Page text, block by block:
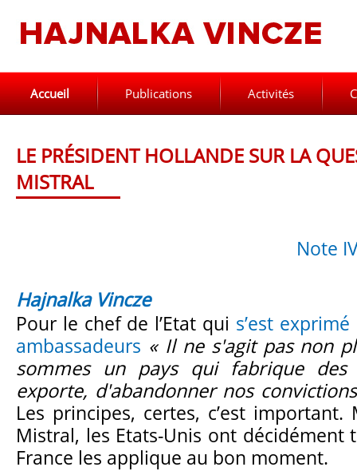
Accueil Publications Activités
LE PRÉSIDENT HOLLANDE SUR LA
MISTRAL
Note
Hajnalka Vincze
Pour le chef de l’Etat qui s’est
ambassadeurs « Il ne s'agit pas non
sommes un pays qui fabrique
exporte, d'abandonner nos
Les principes, certes, c’est important.
Mistral, les Etats-Unis ont
France les applique au bon moment.